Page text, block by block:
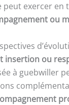
peut exercer en
ou
insertion ou
à guebwiller